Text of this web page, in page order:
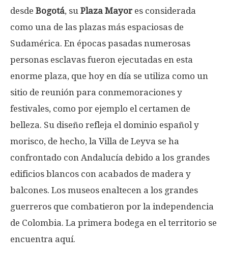
desde Bogotá, su Plaza Mayores considerada
como una de las plazas más espaciosas de
Sudamérica. En épocas pasadas numerosas
personas esclavas fueron ejecutadas en esta
enorme plaza, que hoy en día se utiliza como un
sitio de reunión para conmemoraciones y
festivales, como por ejemplo el certamen de
belleza. Su diseño refleja el dominio español y
morisco, de hecho, la Villa de Leyva se ha
confrontado con Andalucía debido a los grandes
edificios blancos con acabados de madera y
balcones. Los museos enaltecen a los grandes
guerreros que combatieron por la independencia
de Colombia. La primera bodega en el territorio se
encuentra aquí.